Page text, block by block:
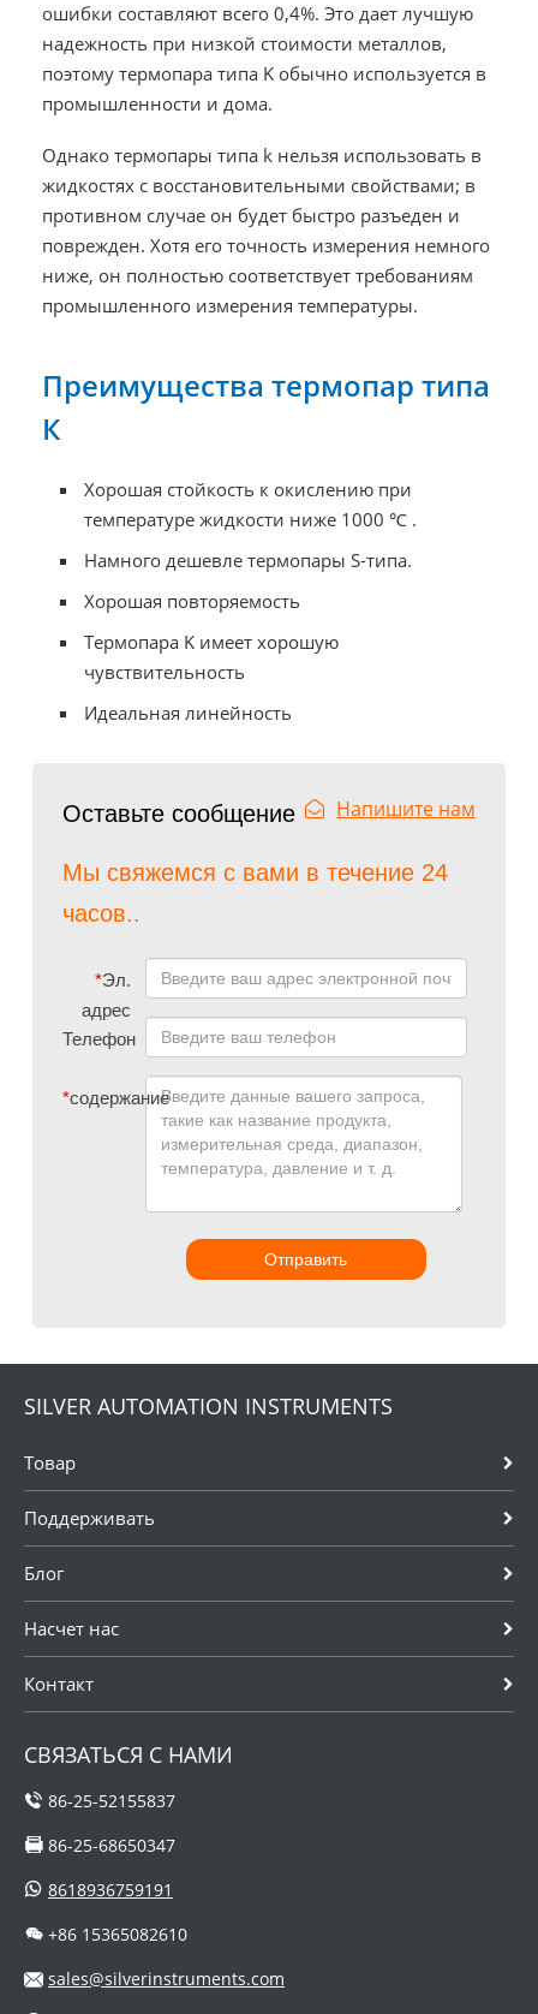
ошибки составляют всего 0,4%. Это дает лучшую
надежность при низкой стоимости металлов,
поэтому термопара типа K обычно используется в
промышленности и дома.
Однако термопары типа k нельзя использовать в
жидкостях с восстановительными свойствами; в
противном случае он будет быстро разъеден и
поврежден. Хотя его точность измерения немного
ниже, он полностью соответствует требованиям
промышленного измерения температуры.
Преимущества термопар типа
К
Хорошая стойкость к окислению при
температуре жидкости ниже 1000 ℃ .
Намного дешевле термопары S-типа.
Хорошая повторяемость
Термопара K имеет хорошую
чувствительность
Идеальная линейность
Оставьте сообщение Напишите нам
Мы свяжемся с вами в течение 24
часов..
*Эл.
адрес
Телефон
*содержание
Отправить
SILVER AUTOMATION INSTRUMENTS
Товар
Поддерживать
Блог
Насчет нас
Контакт
СВЯЗАТЬСЯ С НАМИ
86-25-52155837
86-25-68650347
8618936759191
+86 15365082610
sales@silverinstruments.com